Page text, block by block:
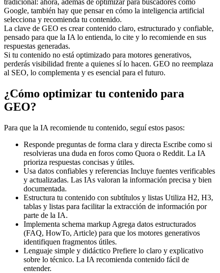
Google, también hay que pensar en cómo la inteligencia artificial
selecciona y recomienda tu contenido.
La clave de GEO es crear contenido claro, estructurado y confiable,
pensado para que la IA lo entienda, lo cite y lo recomiende en sus
respuestas generadas.
Si tu contenido no está optimizado para motores generativos,
perderás visibilidad frente a quienes sí lo hacen. GEO no reemplaza
al SEO, lo complementa y es esencial para el futuro.
¿Cómo optimizar tu contenido para
GEO?
Para que la IA recomiende tu contenido, seguí estos pasos:
Responde preguntas de forma clara y directa Escribe como si
resolvieras una duda en foros como Quora o Reddit. La IA
prioriza respuestas concisas y útiles.
Usa datos confiables y referencias Incluye fuentes verificables
y actualizadas. Las IAs valoran la información precisa y bien
documentada.
Estructura tu contenido con subtítulos y listas Utiliza H2, H3,
tablas y listas para facilitar la extracción de información por
parte de la IA.
Implementa schema markup Agrega datos estructurados
(FAQ, HowTo, Article) para que los motores generativos
identifiquen fragmentos útiles.
Lenguaje simple y didáctico Prefiere lo claro y explicativo
sobre lo técnico. La IA recomienda contenido fácil de
entender.